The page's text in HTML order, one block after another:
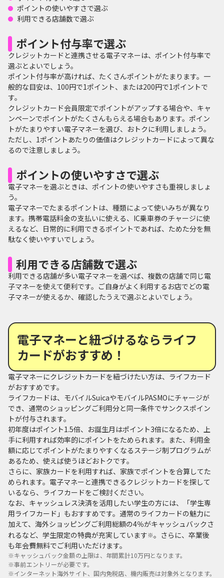
ポイントの使いやすさで選ぶ
利用できる店舗数で選ぶ
ポイント付与率で選ぶ
クレジットカードと連携させる電子マネーは、ポイント付与率で
選ぶとよいでしょう。
ポイント付与率が高ければ、たくさんポイントがたまります。一
般的な目安は、100円で1ポイント、または200円で1ポイントで
す。
クレジットカード会員限定でポイントがアップする場合や、キャ
ンペーンでポイントがたくさんもらえる場合もあります。ポイン
トがたまりやすい電子マネーを選び、おトクに利用しましょう。
ただし、1ポイントあたりの価値はクレジットカードによって異な
るので注意しましょう。
ポイントの使いやすさで選ぶ
電子マネーを選ぶときは、ポイントの使いやすさも重視しましょ
う。
電子マネーでたまるポイントは、種類によって使いみちが異なり
ます。携帯電話料金の支払いに使える、IC乗車券のチャージに使
えるなど、日常的に利用できるポイントであれば、ためた分を無
駄なく使いやすいでしょう。
利用できる店舗数で選ぶ
利用できる店舗が多い電子マネーを選べば、複数の店舗で同じ電
子マネーを使えて便利です。ご自身がよく利用するお店でどの電
子マネーが使えるか、確認したうえで選ぶとよいでしょう。
電子マネーと紐づけるならライフ
カードがおすすめ！
電子マネーにクレジットカードを紐づけたい方は、ライフカード
がおすすめです。
ライフカードは、モバイルSuicaやモバイルPASMOにチャージが
でき、通常のショッピングご利用分と同一条件でサンクスポイン
トが付与されます。
初年度はポイント1.5倍、お誕生月はポイント3倍になるため、上
手に利用すれば効率的にポイントをためられます。また、利用金
額に応じてポイントがたまりやすくなるステージ制プログラムが
あるため、使えば使うほどおトクです。
さらに、家族カードを利用すれば、家族でポイントを合算してた
められます。電子マネーと連携できるクレジットカードを探して
いるなら、ライフカードをご検討ください。
なお、キャッシュレス決済を活用したい学生の方には、「学生専
用ライフカード」もおすすめです。通常のライフカードの魅力に
加えて、海外ショッピングご利用総額の4％がキャッシュバックさ
れるなど、学生限定の特典が充実しています※。さらに、卒業後
も年会費無料でご利用いただけます。
※キャッシュバック金額の上限は、年間累計10万円となります。
※事前エントリーが必要です。
※インターネット海外サイト、国内免税店、機内販売は対象外となります。